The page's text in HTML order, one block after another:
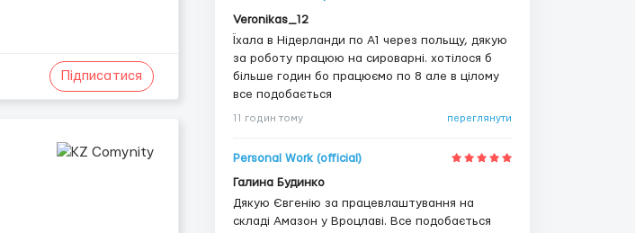
Підписатися
Veronikas_12
Їхала в Нідерланди по А1 через польщу, дякую
за роботу працюю на сироварні. хотілося б
більше годин бо працюємо по 8 але в цілому
все подобається
11 годин тому переглянути
Personal Work (official)
Галина Будинко
Дякую Євгенію за працевлаштування на
складі Амазон у Вроцлаві. Все подобається